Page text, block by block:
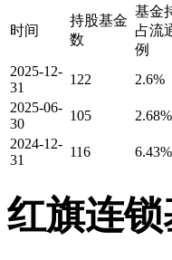
时间
持股基金
数
基金
占流
例
2025-12-
31
122
2.6%
2025-06-
30
105
2.68%
2024-12-
31
116 6.43%
红旗连